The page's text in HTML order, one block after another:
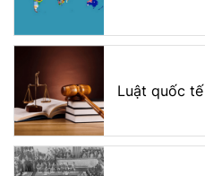
Luật quốc tế